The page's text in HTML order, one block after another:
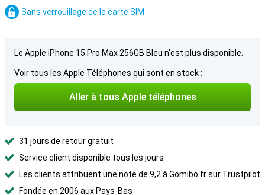
Sans verrouillage de la carte SIM
Le Apple iPhone 15 Pro Max 256GB Bleu n'est plus disponible.
Voir tous les Apple Téléphones qui sont en stock :
Aller à tous Apple téléphones
31 jours de retour gratuit
Service client disponible tous les jours
Les clients attribuent une note de 9,2 à Gomibo.fr sur Trustpilot
Fondée en 2006 aux Pays-Bas